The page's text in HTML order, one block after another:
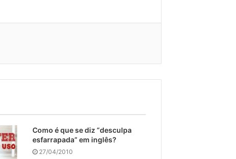
Como é que se diz “desculpa
esfarrapada” em inglês?
27/04/2010